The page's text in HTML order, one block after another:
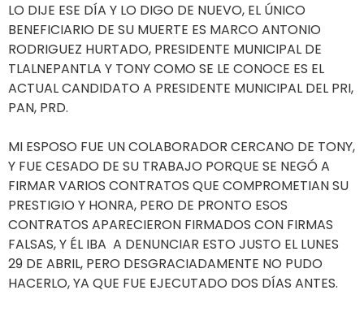
LO DIJE ESE DÍA Y LO DIGO DE NUEVO, EL ÚNICO
BENEFICIARIO DE SU MUERTE ES MARCO ANTONIO
RODRIGUEZ HURTADO, PRESIDENTE MUNICIPAL DE
TLALNEPANTLA Y TONY COMO SE LE CONOCE ES EL
ACTUAL CANDIDATO A PRESIDENTE MUNICIPAL DEL PRI,
PAN, PRD.
MI ESPOSO FUE UN COLABORADOR CERCANO DE TONY,
Y FUE CESADO DE SU TRABAJO PORQUE SE NEGÓ A
FIRMAR VARIOS CONTRATOS QUE COMPROMETIAN SU
PRESTIGIO Y HONRA, PERO DE PRONTO ESOS
CONTRATOS APARECIERON FIRMADOS CON FIRMAS
FALSAS, Y ÉL IBA A DENUNCIAR ESTO JUSTO EL LUNES
29 DE ABRIL, PERO DESGRACIADAMENTE NO PUDO
HACERLO, YA QUE FUE EJECUTADO DOS DÍAS ANTES.